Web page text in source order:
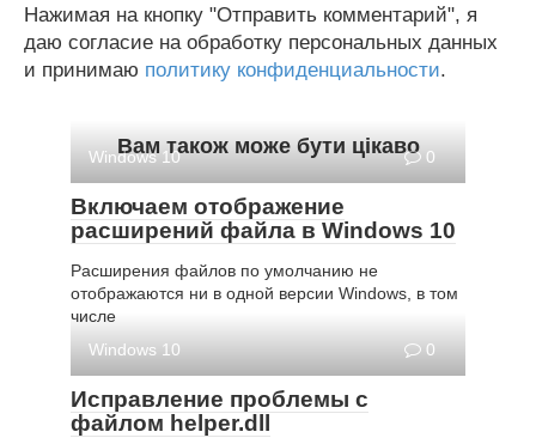
Нажимая на кнопку "Отправить комментарий", я
даю согласие на обработку персональных данных
и принимаю политику конфиденциальности.
Вам також може бути цікаво
Windows 10 0
Включаем отображение
расширений файла в Windows 10
Расширения файлов по умолчанию не
отображаются ни в одной версии Windows, в том
числе
Windows 10
0
Исправление проблемы с
файлом helper.dll